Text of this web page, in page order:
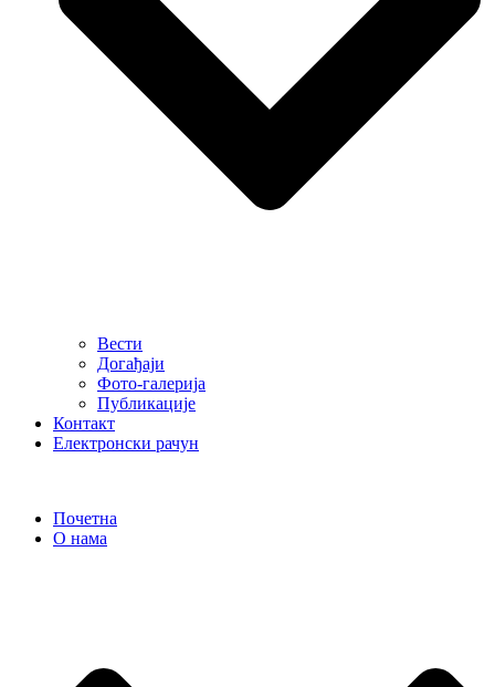
Вести
Догађаји
Фото-галерија
Публикације
Контакт
Електронски рачун
Почетна
О нама